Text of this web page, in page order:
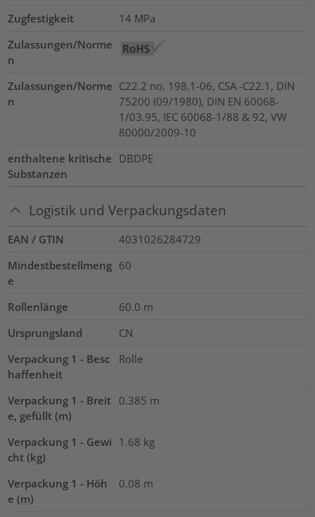
Zugfestigkeit 14 MPa
Zulassungen/Norme
n
Zulassungen/Norme
n
C22.2 no. 198.1-06, CSA -C22.1, DIN
75200 (09/1980), DIN EN 60068-
1/03.95, IEC 60068-1/88 & 92, VW
80000/2009-10
enthaltene kritische
Substanzen
DBDPE
Logistik und Verpackungsdaten
EAN / GTIN
4031026284729
Mindestbestellmeng
e
60
Rollenlänge 60.0 m
Ursprungsland
CN
Verpackung 1 - Besc
haffenheit
Rolle
Verpackung 1 - Breit
e, gefüllt (m)
0.385 m
Verpackung 1 - Gewi
cht (kg)
1.68 kg
Verpackung 1 - Höh
e (m)
0.08 m